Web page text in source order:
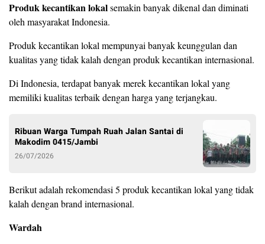
Produk kecantikan lokalsemakin banyak dikenal dan diminati
oleh masyarakat Indonesia.
Produk kecantikan lokal mempunyai banyak keunggulan dan
kualitas yang tidak kalah dengan produk kecantikan internasional.
Di Indonesia, terdapat banyak merek kecantikan lokal yang
memiliki kualitas terbaik dengan harga yang terjangkau.
Ribuan Warga Tumpah Ruah Jalan Santai di
Makodim 0415/Jambi
26/07/2026
Berikut adalah rekomendasi 5 produk kecantikan lokal yang tidak
kalah dengan brand internasional.
Wardah